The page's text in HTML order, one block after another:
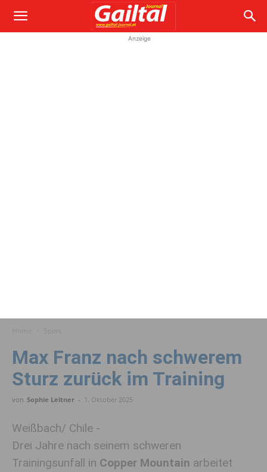
Anzeige
Max Franz nach schwerem
Sturz zurück im Training
von Sophie Leitner - 1. Oktober 2025
Weißbach/ Chile -
Drei Jahre nach seinem schweren
Trainingsunfall in Copper Mountain arbeitet